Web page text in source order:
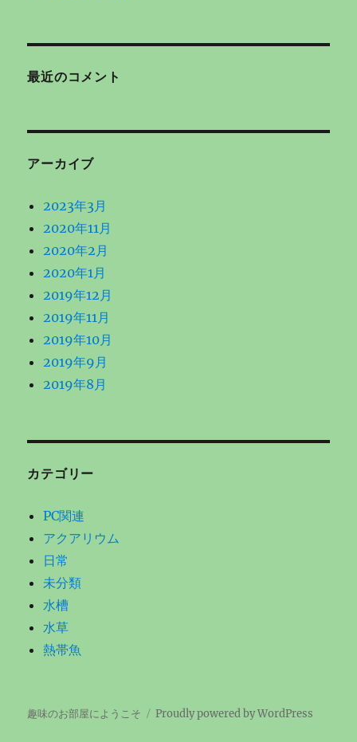
最近のコメント
アーカイブ
2023年3月
2020年11月
2020年2月
2020年1月
2019年12月
2019年11月
2019年10月
2019年9月
2019年8月
カテゴリー
PC関連
アクアリウム
日常
未分類
水槽
水草
熱帯魚
趣味のお部屋にようこそ Proudly powered by WordPress